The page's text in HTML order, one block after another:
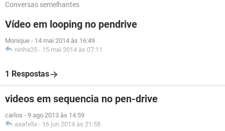
Conversas semelhantes
Vídeo em looping no pendrive
Monique - 14 mai 2014 às 16:49
ninha25 - 15 mai 2014 às 07:11
1 Respostas
videos em sequencia no pen-drive
carlos - 9 ago 2013 às 14:59
aaafelix - 16 jun 2014 às 21:58